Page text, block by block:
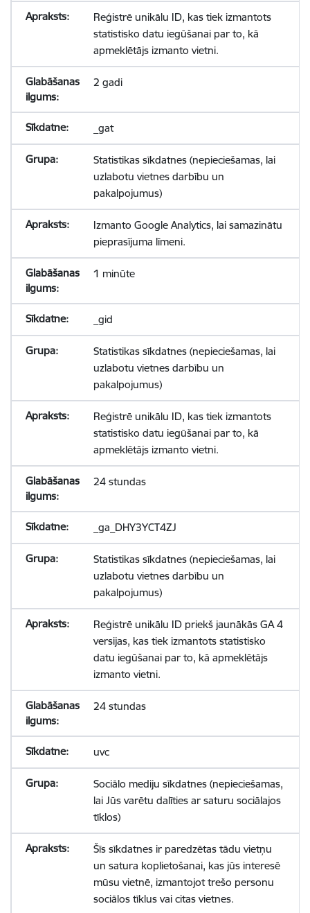
Reģistrē unikālu ID, kas tiek izmantots
statistisko datu iegūšanai par to, kā
apmeklētājs izmanto vietni.
2 gadi
_gat
Statistikas sīkdatnes (nepieciešamas, lai
uzlabotu vietnes darbību un
pakalpojumus)
Izmanto Google Analytics, lai samazinātu
pieprasījuma līmeni.
1 minūte
_gid
Statistikas sīkdatnes (nepieciešamas, lai
uzlabotu vietnes darbību un
pakalpojumus)
Reģistrē unikālu ID, kas tiek izmantots
statistisko datu iegūšanai par to, kā
apmeklētājs izmanto vietni.
24 stundas
_ga_DHY3YCT4ZJ
Statistikas sīkdatnes (nepieciešamas, lai
uzlabotu vietnes darbību un
pakalpojumus)
Reģistrē unikālu ID priekš jaunākās GA 4
versijas, kas tiek izmantots statistisko
datu iegūšanai par to, kā apmeklētājs
izmanto vietni.
24 stundas
uvc
Sociālo mediju sīkdatnes (nepieciešamas,
lai Jūs varētu dalīties ar saturu sociālajos
tīklos)
Šīs sīkdatnes ir paredzētas tādu vietņu
un satura koplietošanai, kas jūs interesē
mūsu vietnē, izmantojot trešo personu
sociālos tīklus vai citas vietnes.